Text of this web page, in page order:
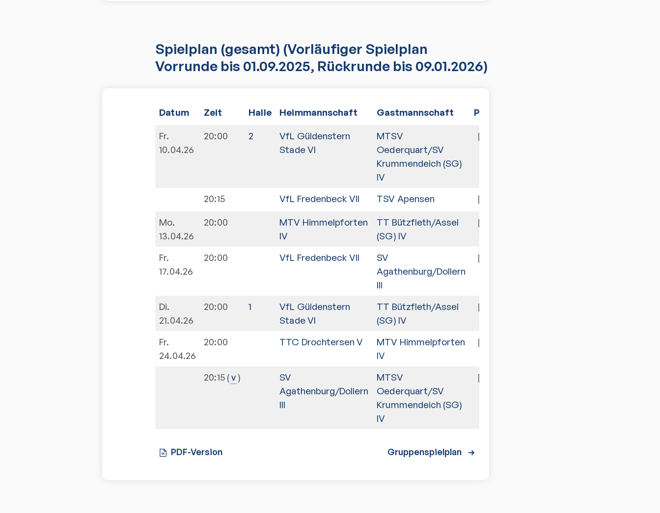
Spielplan (gesamt) (Vorläufiger Spielplan
Vorrunde bis 01.09.2025, Rückrunde bis 09.01.2026)
Datum Zeit Halle Heimmannschaft Gastmannschaft PDF
Fr.
10.04.26
20:00 2
VfL Güldenstern
Stade VI
MTSV
Oederquart/SV
Krummendeich (SG)
IV
20:15 VfL Fredenbeck VII TSV Apensen
Mo.
13.04.26
20:00
MTV Himmelpforten
IV
TT Bützfleth/Assel
(SG) IV
Fr.
17.04.26
20:00 VfL Fredenbeck VII
SV
Agathenburg/Dollern
III
Di.
21.04.26
20:00 1
VfL Güldenstern
Stade VI
TT Bützfleth/Assel
(SG) IV
Fr.
24.04.26
20:00 TTC Drochtersen V
MTV Himmelpforten
IV
20:15 v
SV
Agathenburg/Dollern
III
MTSV
Oederquart/SV
Krummendeich (SG)
IV
PDF-Version Gruppenspielplan